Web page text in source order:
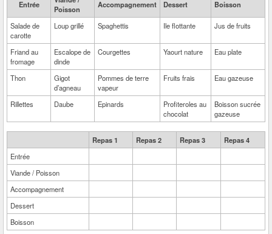
Entrée
Poisson
Accompagnement Dessert Boisson
Salade de
carotte
Loup grillé Spaghettis Ile flottante Jus de fruits
Friand au
fromage
Escalope de
dinde
Courgettes Yaourt nature Eau plate
Thon
Gigot
d’agneau
Pommes de terre
vapeur
Fruits frais Eau gazeuse
Rillettes Daube Epinards
Profiteroles au
chocolat
Boisson sucrée
gazeuse
Repas 1 Repas 2 Repas 3
Repas 4
Entrée
Viande / Poisson
Accompagnement
Dessert
Boisson